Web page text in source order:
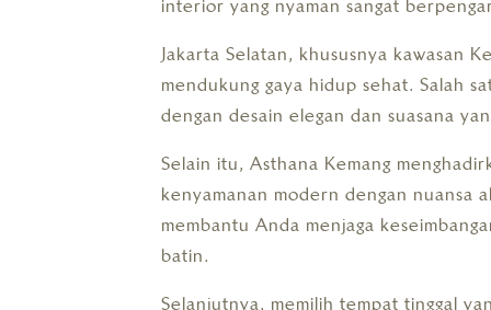
interior yang nyaman sangat
Jakarta Selatan, khususnya kawasan
mendukung gaya hidup sehat. Salah
dengan desain elegan dan suasana
Selain itu, Asthana Kemang
kenyamanan modern dengan nuansa
membantu Anda menjaga
batin.
Selanjutnya, memilih tempat tinggal